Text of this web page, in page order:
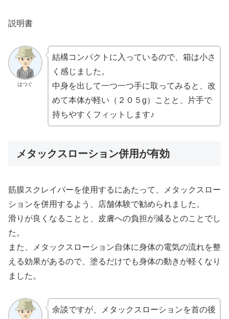
説明書
はつぐ
結構コンパクトに入っているので、箱は小さ
く感じました。
中身を出して一つ一つ手に取ってみると、改
めて本体が軽い（２０５g）ことと、片手で
持ちやすくフィットします♪
メタックスローション併用が有効
筋膜スクレイパーを使用するにあたって、メタックスロー
ションを併用するよう、店舗体験で勧められました。
滑りが良くなることと、皮膚への負担が減るとのことでし
た。
また、メタックスローション自体に身体の電気の流れを整
える効果があるので、塗るだけでも身体の動きが軽くなり
ました。
余談ですが、メタックスローションを首の後